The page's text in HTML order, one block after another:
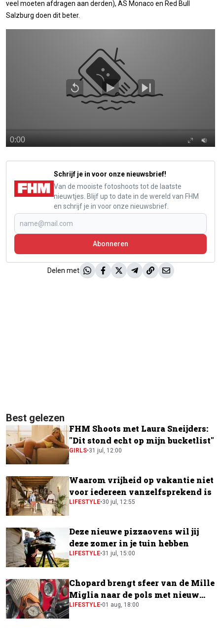
veel moeten afdragen aan derden), AS Monaco en Red Bull
Salzburg doen dit beter.
Schrijf je in voor onze nieuwsbrief!
Van de mooiste fotoshoots tot de laatste
nieuwtjes. Blijf up to date in de wereld van FHM
en schrijf je in voor onze nieuwsbrief.
Abonneren
Delen met
Best gelezen
FHM Shoots met Laura Sneijders:
"Dit stond echt op mijn bucketlist"
GIRLS•31 jul, 12:00
Waarom vrijheid op vakantie niet
voor iedereen vanzelfsprekend is
LIFESTYLE•30 jul, 12:55
Deze nieuwe pizzaovens wil jij
deze zomer in je tuin hebben
LIFESTYLE•31 jul, 15:00
Chopard brengt sfeer van de Mille
Miglia naar de pols met nieuw
horloge
LIFESTYLE•01 aug, 18:00